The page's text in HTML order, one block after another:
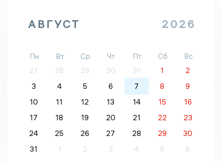
АВГУСТ 2026
Пн Вт Ср Чт Пт Сб
Вс
27
28 29 30 31 1
2
3
4 5 6 7 8
9
10
11 12 13 14 15
16
17
18 19 20 21 22
23
24
25 26 27 28 29
30
31
1 2 3 4 5 6